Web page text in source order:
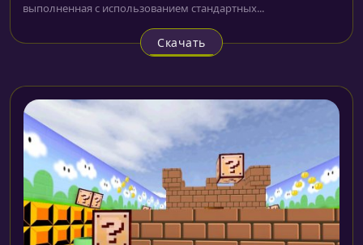
выполненная с использованием стандартных...
Скачать